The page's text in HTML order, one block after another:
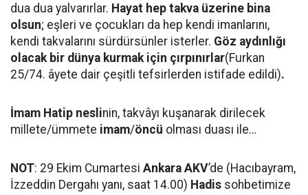
dua dua yalvarırlar. Hayat hep takva üzerine bina
olsun; eşleri ve çocukları da hep kendi imanlarını,
kendi takvalarını sürdürsünler isterler. Göz aydınlığı
olacak bir dünya kurmak için çırpınırlar(Furkan
25/74. âyete dair çeşitli tefsirlerden istifade edildi).
İmam Hatip neslinin, takvâyı kuşanarak dirilecek
millete/ümmete imam/öncü olması duası ile…
NOT: 29 Ekim Cumartesi Ankara AKV’de (Hacıbayram,
İzzeddin Dergahı yanı, saat 14.00) Hadis sohbetimize